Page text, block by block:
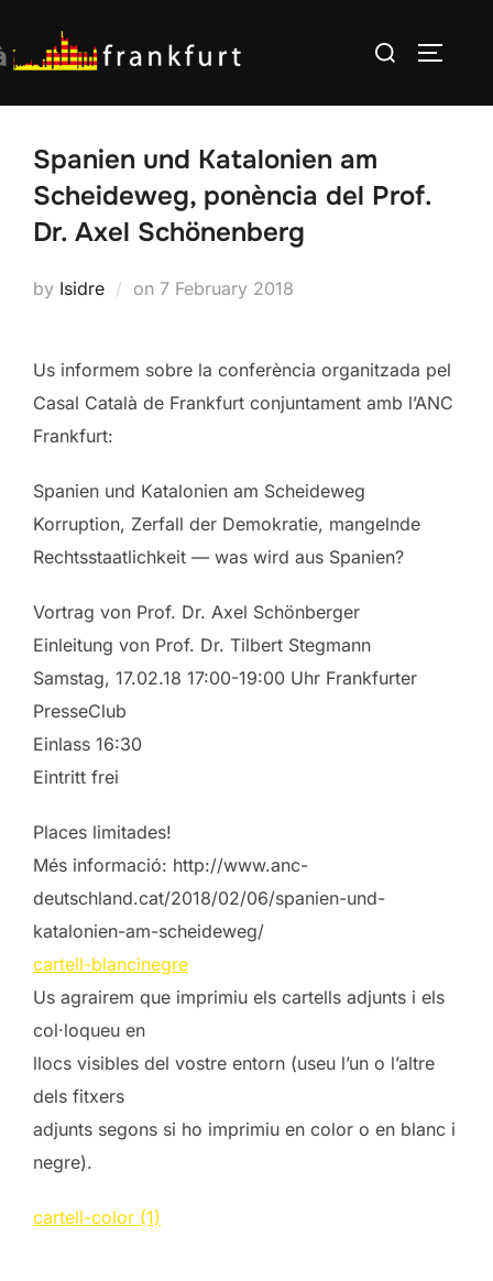
to
content
Search
Spanien und Katalonien am
Scheideweg, ponència del Prof.
Dr. Axel Schönenberg
by Isidre on Posted
7 February 2018
Us informem sobre la conferència organitzada pel
Casal Català de Frankfurt conjuntament amb l’ANC
Frankfurt:
Spanien und Katalonien am Scheideweg
Korruption, Zerfall der Demokratie, mangelnde
Rechtsstaatlichkeit — was wird aus Spanien?
Vortrag von Prof. Dr. Axel Schönberger
Einleitung von Prof. Dr. Tilbert Stegmann
Samstag, 17.02.18 17:00-19:00 Uhr Frankfurter
PresseClub
Einlass 16:30
Eintritt frei
Places limitades!
Més informació: http://www.anc-
deutschland.cat/2018/02/06/spanien-und-
katalonien-am-scheideweg/
cartell-blancinegre
Us agrairem que imprimiu els cartells adjunts i els
col·loqueu en
llocs visibles del vostre entorn (useu l’un o l’altre
dels fitxers
adjunts segons si ho imprimiu en color o en blanc i
negre).
cartell-color (1)